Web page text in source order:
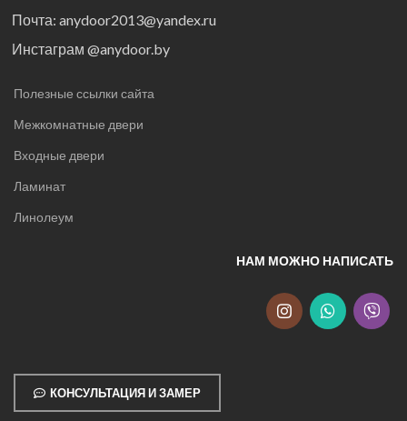
Почта: anydoor2013@yandex.ru
Инстаграм @anydoor.by
Полезные ссылки сайта
Межкомнатные двери
Входные двери
Ламинат
Линолеум
НАМ МОЖНО НАПИСАТЬ
КОНСУЛЬТАЦИЯ И ЗАМЕР